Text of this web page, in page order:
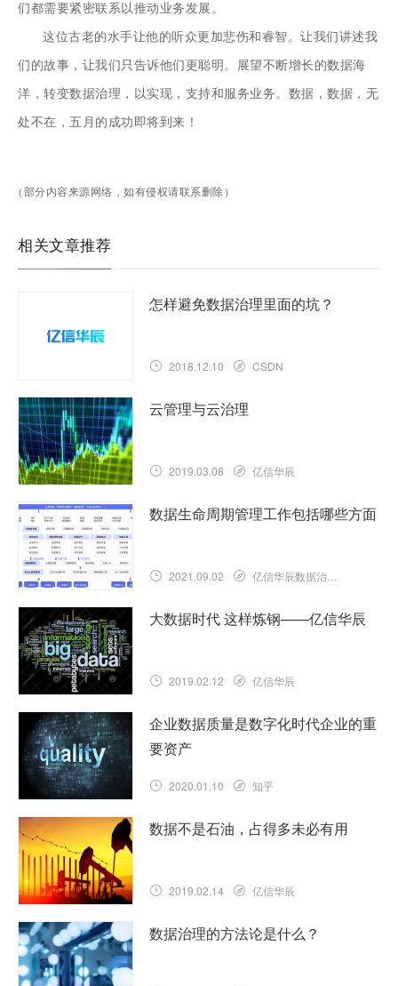
们都需要紧密联系以推动业务发展。
这位古老的水手让他的听众更加悲伤和睿智。让我们讲述我
们的故事，让我们只告诉他们更聪明。展望不断增长的数据海
洋，转变数据治理，以实现，支持和服务业务。数据，数据，无
处不在，五月的成功即将到来！
（部分内容来源网络，如有侵权请联系删除）
相关文章推荐
怎样避免数据治理里面的坑？
2018.12.10 CSDN
云管理与云治理
2019.03.08 亿信华辰
数据生命周期管理工作包括哪些方面
2021.09.02 亿信华辰数据治理知识库
大数据时代 这样炼钢——亿信华辰
2019.02.12 亿信华辰
企业数据质量是数字化时代企业的重
要资产
2020.01.10 知乎
数据不是石油，占得多未必有用
2019.02.14 亿信华辰
数据治理的方法论是什么？